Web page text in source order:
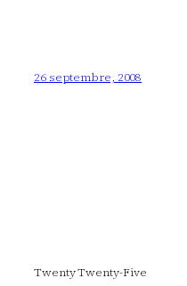
26 septembre, 2008
Twenty Twenty-Five